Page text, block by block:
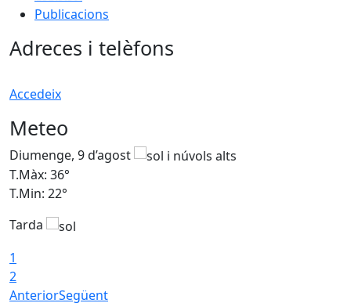
Publicacions
Adreces i telèfons
Accedeix
Meteo
Diumenge, 9 d’agost
T.Màx: 36°
T.Min: 22°
Tarda
1
2
AnteriorSegüent